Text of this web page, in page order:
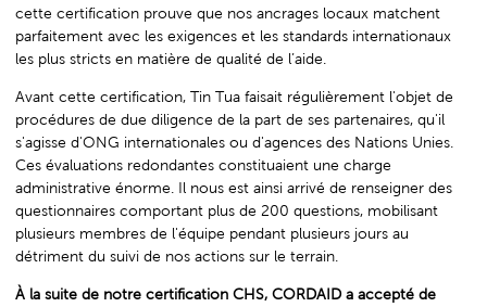
cette certification prouve que nos ancrages locaux matchent
parfaitement avec les exigences et les standards internationaux
les plus stricts en matière de qualité de l’aide.
Avant cette certification, Tin Tua faisait régulièrement l'objet de
procédures de due diligence de la part de ses partenaires, qu'il
s'agisse d'ONG internationales ou d'agences des Nations Unies.
Ces évaluations redondantes constituaient une charge
administrative énorme. Il nous est ainsi arrivé de renseigner des
questionnaires comportant plus de 200 questions, mobilisant
plusieurs membres de l'équipe pendant plusieurs jours au
détriment du suivi de nos actions sur le terrain.
À la suite de notre certification CHS, CORDAID a accepté de